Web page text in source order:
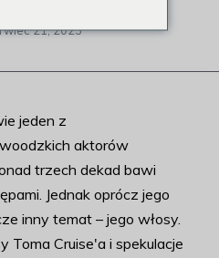
21, 2023
jeden z
aktorów
trzech dekad bawi
Jednak oprócz jego
inny temat – jego włosy.
Toma Cruise'a i spekulacje